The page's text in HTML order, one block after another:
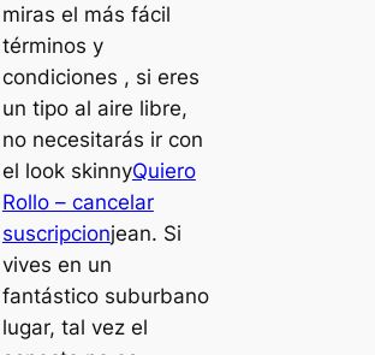
miras el más fácil
términos y
condiciones , si eres
un tipo al aire libre,
no necesitarás ir con
el look skinnyQuiero
Rollo – cancelar
suscripcionjean. Si
vives en un
fantástico suburbano
lugar, tal vez el